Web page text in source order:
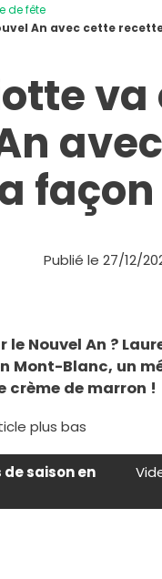
de fête
An avec cette
Publié le 27/12/
Nouvel An ?
Mont-Blanc, un
crème de marron !
plus bas
saison en